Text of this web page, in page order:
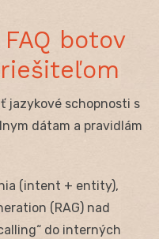
botov
jazykové schopnosti s
dátam a pravidlám
(intent + entity),
(RAG) nad
do interných